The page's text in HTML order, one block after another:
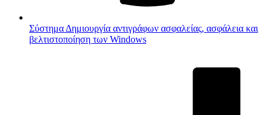
Σύστημα Δημιουργία αντιγράφων ασφαλείας, ασφάλεια και
βελτιστοποίηση των Windows